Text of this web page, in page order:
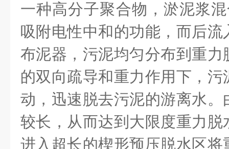
一种高分子聚合物，淤泥浆
吸附电性中和的功能，而后
布泥器，污泥均匀分布到重
的双向疏导和重力作用下，
动，迅速脱去污泥的游离水
较长，从而达到大限度重力
进入超长的楔形预压脱水区